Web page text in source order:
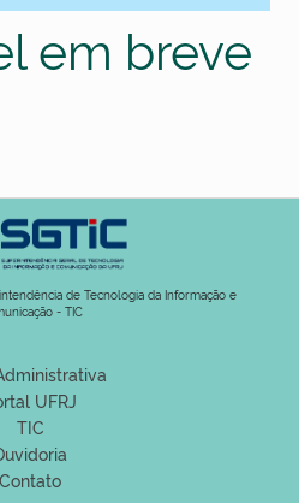
em breve
de Tecnologia da Informação e
- TIC
UFRJ
TIC
Contato